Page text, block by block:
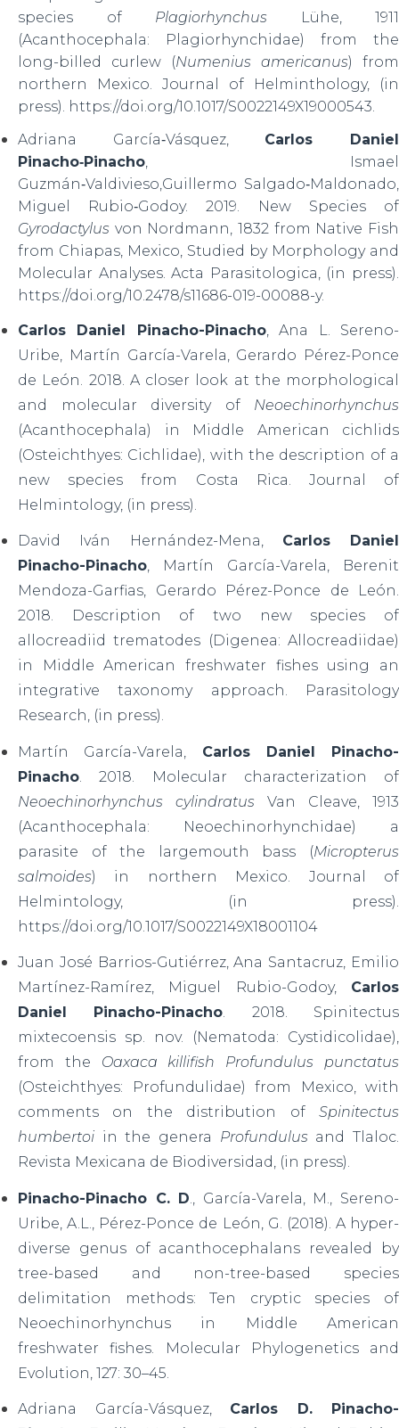
species ofPlagiorhynchus Lühe, 1911
(Acanthocephala: Plagiorhynchidae) from the
long-billed curlew (Numenius americanus) from
northern Mexico. Journal of Helminthology, (in
press). https://doi.org/10.1017/S0022149X19000543.
Adriana García‑Vásquez, Carlos Daniel
Pinacho‑Pinacho, Ismael
Guzmán‑Valdivieso,Guillermo Salgado‑Maldonado,
Miguel Rubio‑Godoy. 2019. New Species of
Gyrodactylus von Nordmann, 1832 from Native Fish
from Chiapas, Mexico, Studied by Morphology and
Molecular Analyses. Acta Parasitologica, (in press).
https://doi.org/10.2478/s11686-019-00088-y.
Carlos Daniel Pinacho-Pinacho, Ana L. Sereno-
Uribe, Martín García-Varela, Gerardo Pérez-Ponce
de León. 2018. A closer look at the morphological
and molecular diversity of Neoechinorhynchus
(Acanthocephala) in Middle American cichlids
(Osteichthyes: Cichlidae), with the description of a
new species from Costa Rica. Journal of
Helmintology, (in press).
David Iván Hernández-Mena, Carlos Daniel
Pinacho-Pinacho, Martín García-Varela, Berenit
Mendoza-Garfias, Gerardo Pérez-Ponce de León.
2018. Description of two new species of
allocreadiid trematodes (Digenea: Allocreadiidae)
in Middle American freshwater fishes using an
integrative taxonomy approach. Parasitology
Research, (in press).
Martín García-Varela, Carlos Daniel Pinacho-
Pinacho . 2018. Molecular characterization of
Neoechinorhynchus cylindratus Van Cleave, 1913
(Acanthocephala: Neoechinorhynchidae) a
parasite of the largemouth bass (Micropterus
salmoides) in northern Mexico. Journal of
Helmintology, (in press).
https://doi.org/10.1017/S0022149X18001104
Juan José Barrios-Gutiérrez, Ana Santacruz, Emilio
Martínez-Ramírez, Miguel Rubio-Godoy, Carlos
Daniel Pinacho-Pinacho. 2018. Spinitectus
mixtecoensis sp. nov. (Nematoda: Cystidicolidae),
from the Oaxaca killifish Profundulus punctatus
(Osteichthyes: Profundulidae) from Mexico, with
comments on the distribution of Spinitectus
humbertoi in the genera Profundulus and Tlaloc.
Revista Mexicana de Biodiversidad, (in press).
Pinacho-Pinacho C. D ., García-Varela, M., Sereno-
Uribe, A.L., Pérez-Ponce de León, G. (2018). A hyper-
diverse genus of acanthocephalans revealed by
tree-based and non-tree-based species
delimitation methods: Ten cryptic species of
Neoechinorhynchus in Middle American
freshwater fishes. Molecular Phylogenetics and
Evolution, 127: 30–45.
Adriana García-Vásquez, Carlos D. Pinacho-